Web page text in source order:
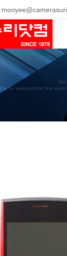
Far far away,behind the